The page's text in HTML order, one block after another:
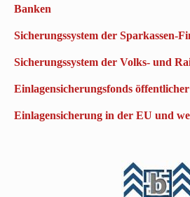
Banken
Sicherungssystem der Sparkassen-
Sicherungssystem der Volks- und
Einlagensicherungsfonds
Einlagensicherung in der EU und